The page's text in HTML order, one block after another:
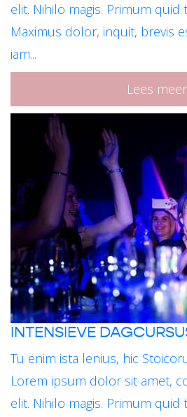
elit. Nihilo magis. Primum quid
Maximus dolor, inquit, brevis
iam...
Lees meer
INTENSIEVE
Tu enim ista lenius, hic
Lorem ipsum dolor sit amet,
elit. Nihilo magis. Primum quid